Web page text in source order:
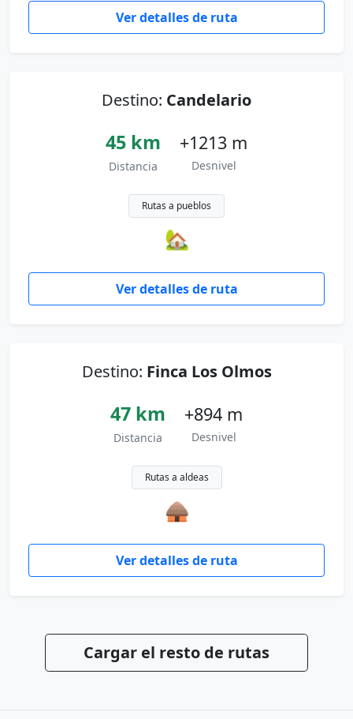
Ver detalles de ruta
Destino: Candelario
45 km
Distancia
+1213 m
Desnivel
Rutas a pueblos
🏡
Ver detalles de ruta
Destino: Finca Los Olmos
47 km
Distancia
+894 m
Desnivel
Rutas a aldeas
🛖
Ver detalles de ruta
Cargar el resto de rutas